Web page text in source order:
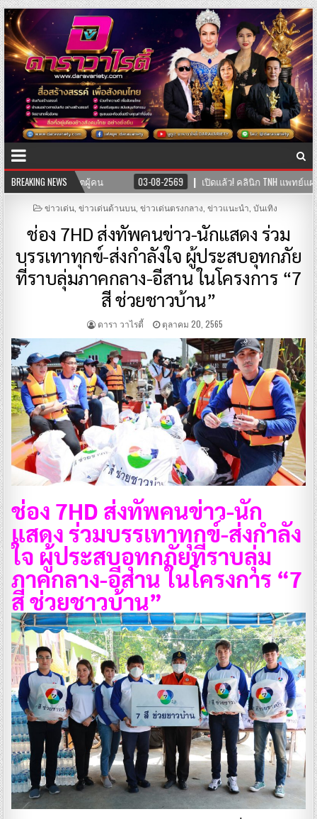
BREAKING NEWS
TNH แพทย์แผนจีนและแพทย์แผนไทย พร้อมให้บริการสุขภาพแบบองค์รวม ผสา
POSTED
ข่าวเด่น, ข่าวเด่นด้านบน, ข่าวเด่นตรงกลาง ข่าวแนะนำ บันเทิง
ช่อง 7HD ส่งทัพคนข่าว-นักแสดง ร่วม
บรรเทาทุกข์-ส่งกำลังใจ ผู้ประสบอุทกภัย
ที่ราบลุ่มภาคกลาง-อีสาน ในโครงการ “7
สี ช่วยชาวบ้าน”
ดารา วาไรตี้ ตุลาคม 20, 2565
ช่อง 7HD ส่งทัพคนข่าว-นัก
แสดง ร่วมบรรเทาทุกข์-ส่งกำลัง
ใจ ผู้ประสบอุทกภัยที่ราบลุ่ม
ภาคกลาง-อีสาน ในโครงการ “7
สี ช่วยชาวบ้าน”